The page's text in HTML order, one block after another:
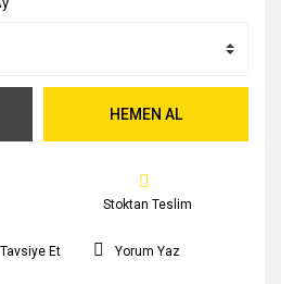
HEMEN AL
Stoktan Teslim
Tavsiye Et Yorum Yaz